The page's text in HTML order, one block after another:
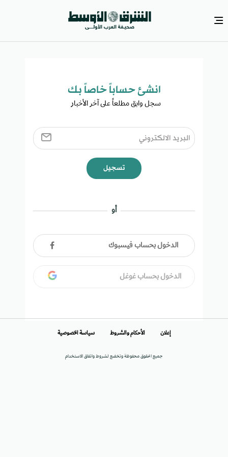
انشئ حساباً خاصاً بك​
سجل وابق مطلعاً على آخر الأخبار ​
تسجيل
أو
الدخول بحساب فيسبوك
الدخول بحساب غوغل
جميع الحقوق محفوظة وتخضع لشروط واتفاق الاستخدام
إعلان الأحكام والشروط سياسة الخصوصية